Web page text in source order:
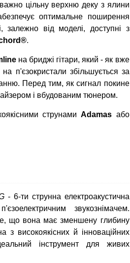
цільну верхню деку з ялини
оптимальне поширення
від моделі, доступні з
.
на бриджі гітари, який - як вже
п'єзокристали збільшується за
Перед тим, як сигнал покине
і вбудованим тюнером.
струнамиAdamas або
- 6-ти струнна електроакустична
звукознімачем.
що вона має зменшену глибину
з високоякісних й інноваційних
інструмент для живих